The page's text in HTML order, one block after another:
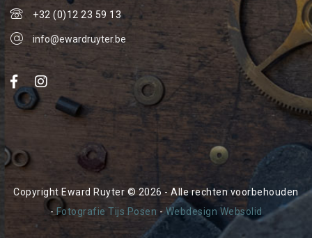
+32 (0)12 23 59 13
info@ewardruyter.be
Copyright Eward Ruyter © 2026 - Alle rechten voorbehouden
- Fotografie Tijs Posen -Webdesign Websolid